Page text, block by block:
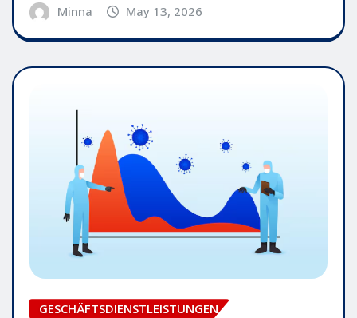
Minna May 13, 2026
GESCHÄFTSDIENSTLEISTUNGEN